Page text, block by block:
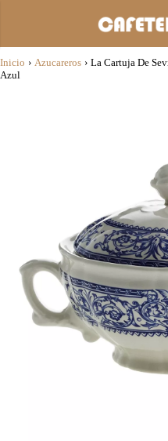
Inicio › Azucareros › La Cartuja De
Azul